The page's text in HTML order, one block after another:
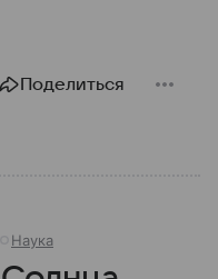
Поделиться
Наука